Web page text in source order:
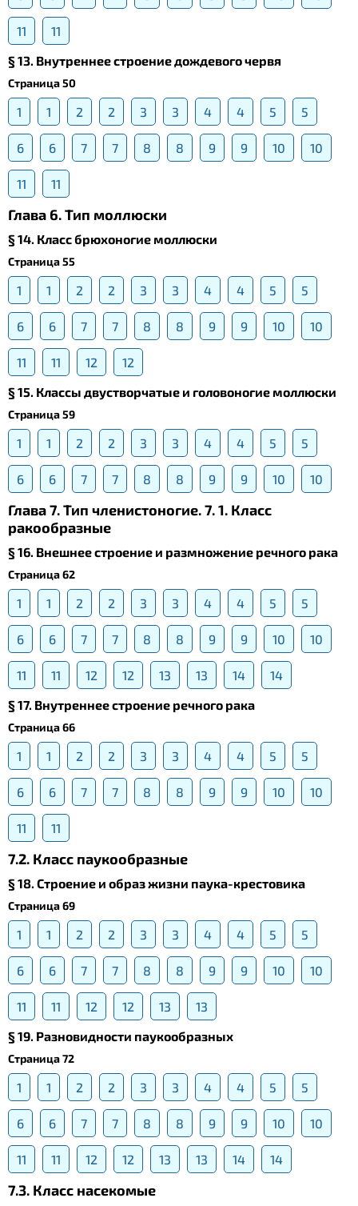
11
11
§ 13. Внутреннее строение дождевого червя
Страница 50
1 1 2 2 3 3 4 4 5 5
6 6 7 7 8 8 9 9 10 10
11 11
Глава 6. Тип моллюски
§ 14. Класс брюхоногие моллюски
Страница 55
1 1 2 2 3 3 4 4 5 5
6 6 7 7 8 8 9 9 10 10
11 11 12
12
§ 15. Классы двустворчатые и головоногие моллюски
Страница 59
1 1 2 2 3 3 4 4 5 5
6 6 7 7 8 8 9 9 10 10
Глава 7. Тип членистоногие. 7. 1. Класс
ракообразные
§ 16. Внешнее строение и размножение речного рака
Страница 62
1 1 2 2 3 3 4 4 5 5
6 6 7 7 8 8 9 9 10 10
11 11 12 12 13 13 14
14
§ 17. Внутреннее строение речного рака
Страница 66
1 1 2 2 3 3 4 4 5 5
6 6 7 7 8 8 9 9 10 10
11 11
7.2. Класс паукообразные
§ 18. Строение и образ жизни паука-крестовика
Страница 69
1 1 2 2 3 3 4 4 5 5
6 6 7 7 8 8 9 9 10 10
11 11 12 12 13
13
§ 19. Разновидности паукообразных
Страница 72
1 1 2 2 3 3 4 4 5 5
6 6 7 7 8 8 9 9 10 10
11 11 12 12 13 13 14 14
7.3. Класс насекомые